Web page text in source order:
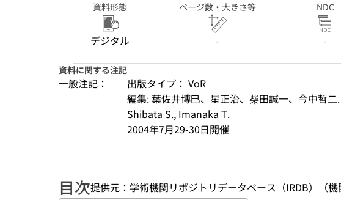
資料形態
デジタル
ページ数・大きさ等
-
NDC
-
資料に関する注記
一般注記：
出版タイプ： VoR
編集: 葉佐井博巳、星正治、柴田誠一、今中哲
Shibata S., Imanaka T.
2004年7月29-30日開催
目次提供元：学術機関リポジトリデータベース（IRDB）（機